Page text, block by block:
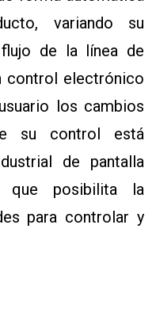
variando su
de la línea de
control electrónico
los cambios
su control está
de pantalla
que posibilita la
para controlar y